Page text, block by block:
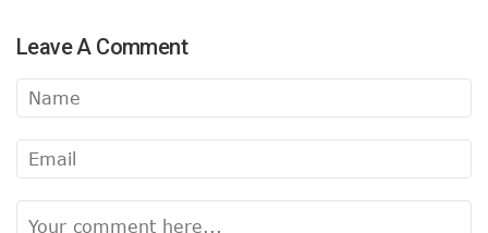
Leave A Comment